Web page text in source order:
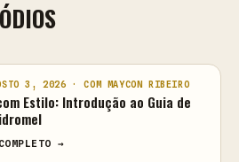
3, 2026 · COM MAYCON RIBEIRO
Estilo: Introdução ao Guia de
→